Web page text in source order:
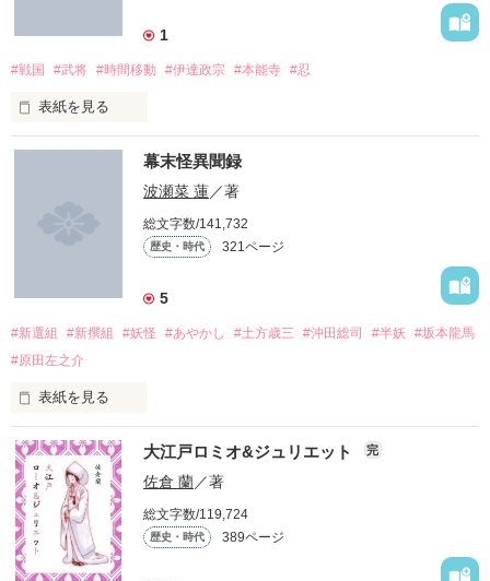
＊
浅葱色の約束。
※理人の原点です。
拙い文章力ではありますが、それ含め大切
にしているため、あえて訂正していません。
歴史に沿っているようで忠実ではございません。
闇夜のように暗き心に
また一つ二つ……
大切なもの、護りたいものが増えた
叶うならもう少し……
守られるか分からない
叶えられるか分からない
願いごとをした
どうか、せめて
最後まで側で
笑っていられますようにと…
ちょっぴりお転婆な娘
カン・ソウォン
×
眉目秀麗だが、王宮育ちが玉に瑕
次期国王の座が約束された世子
＊　＊　＊　＊　＊
ラブコメ史劇
＊　＊　＊　＊　＊
実在する建物等を扱って
史実や文献を基に脚色しておりますが
これは架空の物語です
夢なら覚めないで、と切に請う
亡き師の面影に武士としての道を願い
命儚い友の姿が戦場で散ることを祈り
刹那、恋い慕う貴方と永遠の夢を見た
この胸を焦がす恋情
それは｢夢｣か｢現｣か｢幻｣か
【新撰組のヒミツ 壱】
*****************************
加筆修正中
1
#戦国 #武将 #時間移動 #伊達政宗 #本能寺 #忍
表紙を見る
大切な人ができました。
たとえ叶わない想いだとしても。
辛い思いをするとわかっていても。
あなたの傍に。
許されないことですか…？
※この物語はフィクションです。
幕末怪異聞録
波瀬菜 蓮／著
総文字数/141,732
歴史・時代 321ページ
5
#新選組 #新撰組 #妖怪 #あやかし #土方歳三 #沖田総司 #半妖
#坂本龍馬
#原田左之介
表紙を見る
雪舞い乱れるその季節
かの者は現れた
大江戸ロミオ&ジュリエット 完
佐倉 蘭／著
総文字数/119,724
歴史・時代 389ページ